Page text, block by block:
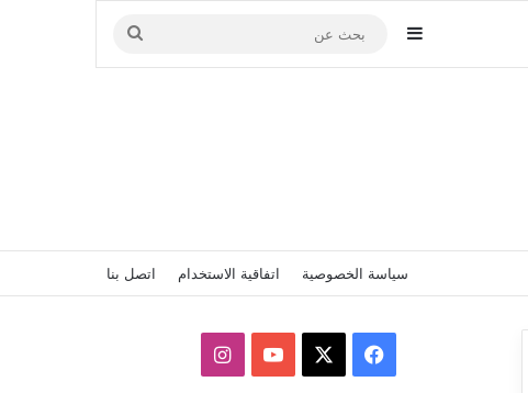
إضافة عمود جانبي
بحث
عن
سياسة الخصوصية اتفاقية الاستخدام اتصل بنا
فيسبوك ‫YouTubeانستقرام